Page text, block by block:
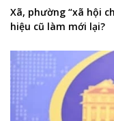
Xã, phường “xã hội
hiệu cũ làm mới lại?